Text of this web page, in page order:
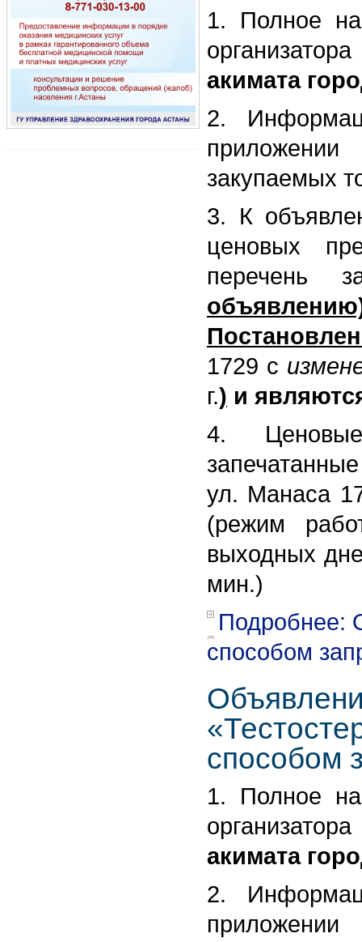
1. Полное
акимата
2.
закупаемых
3. К
ценовых
перечень
1729 с
г.) и
4. Ценовые
ул. Манаса
(режим
выходных
мин.)
Подробнее:
способом
способом
1. Полное
акимата
2.